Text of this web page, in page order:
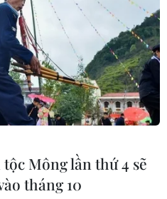
Mông lần thứ 4 sẽ
tháng 10